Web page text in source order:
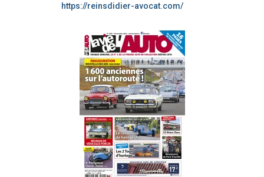
https://reinsdidier-avocat.com/